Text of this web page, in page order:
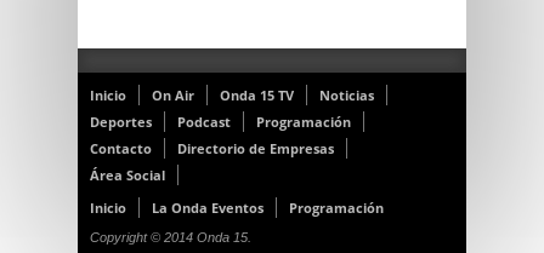
Inicio On Air Onda 15 TV
Noticias
Deportes
Podcast
Programación
Contacto
Directorio de Empresas
Área Social
Inicio
La Onda Eventos Programación
Copyright © 2014 Onda 15.